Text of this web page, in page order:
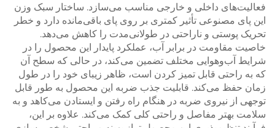
فعالیت‌های داخلی و خارجی مناسب می‌سازد. ساختار سبک وزن
این پای مصنوعی تأثیر کمتری بر روی پای باقی‌مانده دارد و خطر
تحریک پوستی و ناراحتی در طولانی‌مدت را کاهش می‌دهد.
خاصیت مقاومت در برابر آب، عملکرد پایدار این محصول را در
شرایط آب‌وهوایی مختلف تضمین می‌کند، در حالی که سطح آن
که به راحتی قابل تمیز کردن است، ظاهر زیبای خود را در طول
زمان حفظ می‌کند. قابلیت جذب ضربه این محصول به طور قابل
توجهی از نیروی ضربه در هنگام راه رفتن و ایستادن می‌کاهد و به
سلامت بهتر مفاصل و راحتی کلی کمک می‌کند. علاوه بر این،